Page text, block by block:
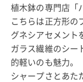
植木鉢の専門店「
こちらは正方形の
グネシアセメント
ガラス繊維のシー
的軽いのも魅力。
シャープさとあた